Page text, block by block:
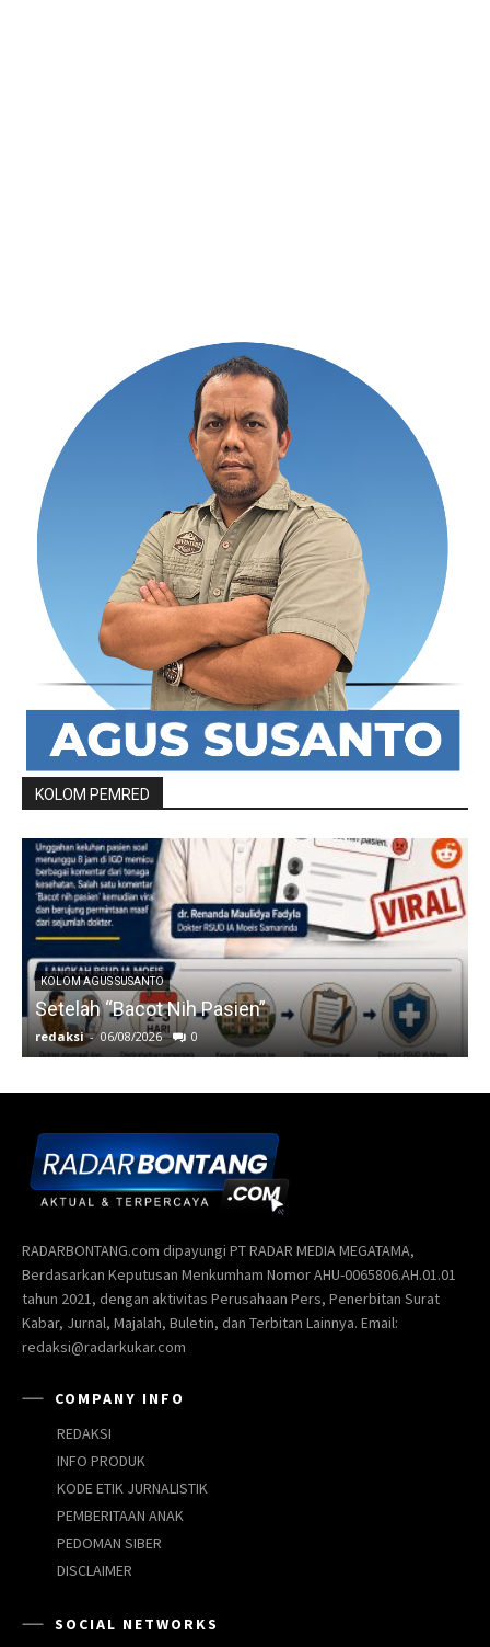
RADARBONTANG.com dipayungi PT RADAR MEDIA MEGATAMA,
Berdasarkan Keputusan Menkumham Nomor AHU-0065806.AH.01.01
tahun 2021, dengan aktivitas Perusahaan Pers, Penerbitan Surat
Kabar, Jurnal, Majalah, Buletin, dan Terbitan Lainnya. Email:
redaksi@radarkukar.com
COMPANY INFO
REDAKSI
INFO PRODUK
KODE ETIK JURNALISTIK
PEMBERITAAN ANAK
PEDOMAN SIBER
DISCLAIMER
SOCIAL NETWORKS